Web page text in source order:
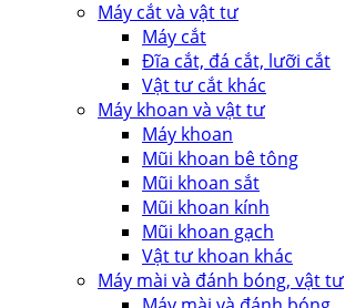
Máy cắt và vật tư
Máy cắt
Đĩa cắt, đá cắt, lưỡi cắt
Vật tư cắt khác
Máy khoan và vật tư
Máy khoan
Mũi khoan bê tông
Mũi khoan sắt
Mũi khoan kính
Mũi khoan gạch
Vật tư khoan khác
Máy mài và đánh bóng, vật tư